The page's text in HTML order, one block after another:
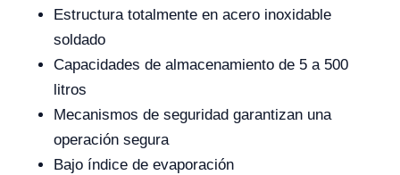
Estructura totalmente en acero inoxidable
soldado
Capacidades de almacenamiento de 5 a 500
litros
Mecanismos de seguridad garantizan una
operación segura
Bajo índice de evaporación